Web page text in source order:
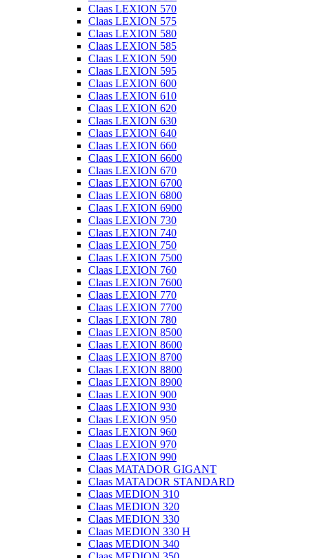
Claas LEXION 570
Claas LEXION 575
Claas LEXION 580
Claas LEXION 585
Claas LEXION 590
Claas LEXION 595
Claas LEXION 600
Claas LEXION 610
Claas LEXION 620
Claas LEXION 630
Claas LEXION 640
Claas LEXION 660
Claas LEXION 6600
Claas LEXION 670
Claas LEXION 6700
Claas LEXION 6800
Claas LEXION 6900
Claas LEXION 730
Claas LEXION 740
Claas LEXION 750
Claas LEXION 7500
Claas LEXION 760
Claas LEXION 7600
Claas LEXION 770
Claas LEXION 7700
Claas LEXION 780
Claas LEXION 8500
Claas LEXION 8600
Claas LEXION 8700
Claas LEXION 8800
Claas LEXION 8900
Claas LEXION 900
Claas LEXION 930
Claas LEXION 950
Claas LEXION 960
Claas LEXION 970
Claas LEXION 990
Claas MATADOR GIGANT
Claas MATADOR STANDARD
Claas MEDION 310
Claas MEDION 320
Claas MEDION 330
Claas MEDION 330 H
Claas MEDION 340